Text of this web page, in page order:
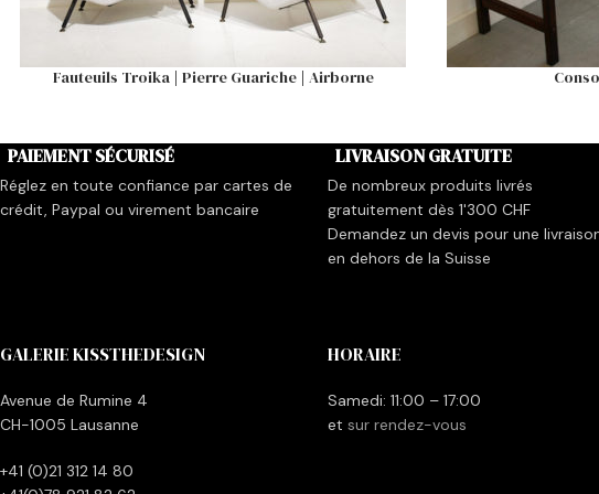
Fauteuils Troika | Pierre Guariche | Airborne
PAIEMENT SÉCURISÉ
Réglez en toute confiance par cartes de
crédit, Paypal ou virement bancaire
LIVRAISON GRATUITE
De nombreux produits livrés
gratuitement dès 1'300 CHF
Demandez un devis pour une
en dehors de la Suisse
GALERIE KISSTHEDESIGN
Avenue de Rumine 4
CH-1005 Lausanne
+41 (0)21 312 14 80
HORAIRE
Samedi: 11:00 – 17:00
etsur rendez-vous